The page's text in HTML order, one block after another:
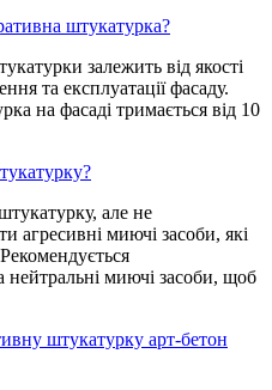
штукатурка?
залежить від якості
та експлуатації фасаду.
на фасаді тримається від 10
але не
агресивні миючі засоби, які
нейтральні миючі засоби, щоб
штукатурку арт-бетон